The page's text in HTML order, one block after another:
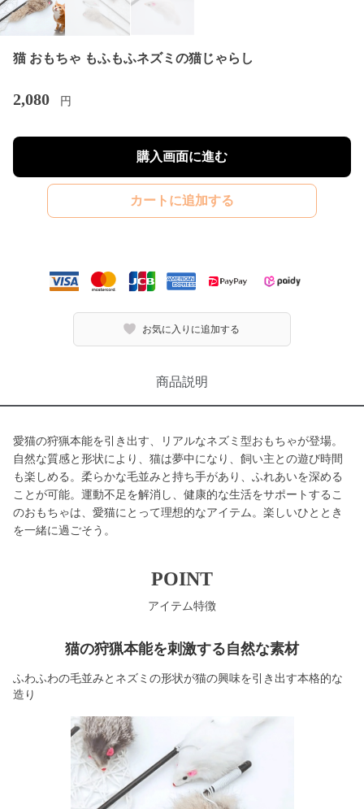
猫 おもちゃ もふもふネズミの猫じゃらし
2,080 円
購入画面に進む
カートに追加する
お気に入りに追加する
商品説明
愛猫の狩猟本能を引き出す、リアルなネズミ型おもちゃが登場。
自然な質感と形状により、猫は夢中になり、飼い主との遊び時間
も楽しめる。柔らかな毛並みと持ち手があり、ふれあいを深める
ことが可能。運動不足を解消し、健康的な生活をサポートするこ
のおもちゃは、愛猫にとって理想的なアイテム。楽しいひととき
を一緒に過ごそう。
POINT
アイテム特徴
猫の狩猟本能を刺激する自然な素材
ふわふわの毛並みとネズミの形状が猫の興味を引き出す本格的な
造り